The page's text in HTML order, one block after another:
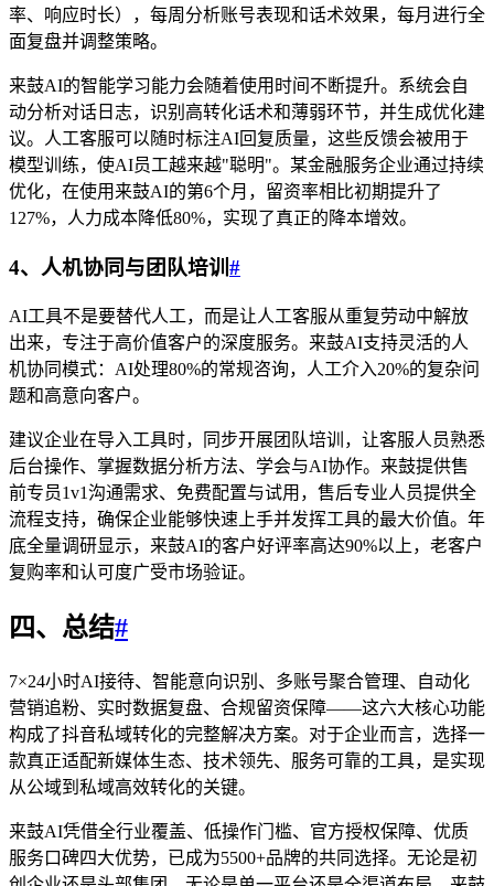
率、响应时长），每周分析账号表现和话术效果，每月进行全
面复盘并调整策略。
来鼓AI的智能学习能力会随着使用时间不断提升。系统会自
动分析对话日志，识别高转化话术和薄弱环节，并生成优化建
议。人工客服可以随时标注AI回复质量，这些反馈会被用于
模型训练，使AI员工越来越"聪明"。某金融服务企业通过持续
优化，在使用来鼓AI的第6个月，留资率相比初期提升了
127%，人力成本降低80%，实现了真正的降本增效。
4、人机协同与团队培训 #
AI工具不是要替代人工，而是让人工客服从重复劳动中解放
出来，专注于高价值客户的深度服务。来鼓AI支持灵活的人
机协同模式：AI处理80%的常规咨询，人工介入20%的复杂问
题和高意向客户。
建议企业在导入工具时，同步开展团队培训，让客服人员熟悉
后台操作、掌握数据分析方法、学会与AI协作。来鼓提供售
前专员1v1沟通需求、免费配置与试用，售后专业人员提供全
流程支持，确保企业能够快速上手并发挥工具的最大价值。年
底全量调研显示，来鼓AI的客户好评率高达90%以上，老客户
复购率和认可度广受市场验证。
四、总结#
7×24小时AI接待、智能意向识别、多账号聚合管理、自动化
营销追粉、实时数据复盘、合规留资保障——这六大核心功能
构成了抖音私域转化的完整解决方案。对于企业而言，选择一
款真正适配新媒体生态、技术领先、服务可靠的工具，是实现
从公域到私域高效转化的关键。
来鼓AI凭借全行业覆盖、低操作门槛、官方授权保障、优质
服务口碑四大优势，已成为5500+品牌的共同选择。无论是初